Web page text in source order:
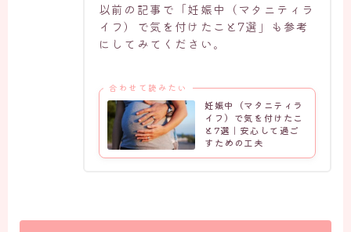
以前の記事で「妊娠中（マタニティラ
イフ）で気を付けたこと7選」も参考
にしてみてください。
合わせて読みたい
妊娠中（マタニティラ
イフ）で気を付けたこ
と7選｜安心して過ご
すための工夫